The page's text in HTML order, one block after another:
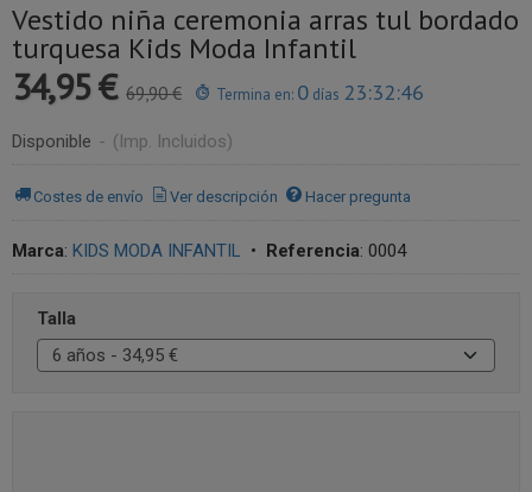
Vestido niña ceremonia arras tul bordado
turquesa Kids Moda Infantil
34,95 € 69,90 € Termina en: 0 días 23:32:46
Disponible - (Imp. Incluidos)
Costes de envío Ver descripción Hacer pregunta
Marca: KIDS MODA INFANTIL • Referencia: 0004
Talla